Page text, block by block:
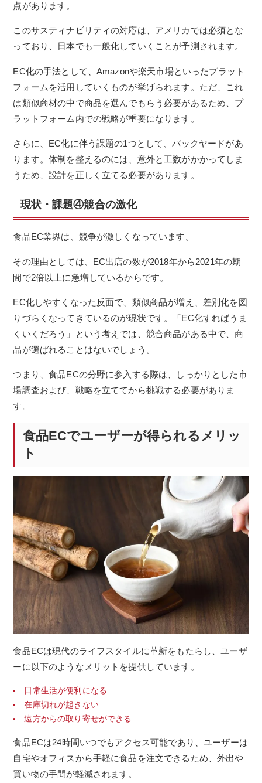
点があります。
このサスティナビリティの対応は、アメリカでは必須とな
っており、日本でも一般化していくことが予測されます。
EC化の手法として、Amazonや楽天市場といったプラット
フォームを活用していくものが挙げられます。ただ、これ
は類似商材の中で商品を選んでもらう必要があるため、プ
ラットフォーム内での戦略が重要になります。
さらに、EC化に伴う課題の1つとして、バックヤードがあ
ります。体制を整えるのには、意外と工数がかかってしま
うため、設計を正しく立てる必要があります。
現状・課題④競合の激化
食品EC業界は、競争が激しくなっています。
その理由としては、EC出店の数が2018年から2021年の期
間で2倍以上に急増しているからです。
EC化しやすくなった反面で、類似商品が増え、差別化を図
りづらくなってきているのが現状です。「EC化すればうま
くいくだろう」という考えでは、競合商品がある中で、商
品が選ばれることはないでしょう。
つまり、食品ECの分野に参入する際は、しっかりとした市
場調査および、戦略を立ててから挑戦する必要がありま
す。
食品ECでユーザーが得られるメリッ
ト
食品ECは現代のライフスタイルに革新をもたらし、ユーザ
ーに以下のようなメリットを提供しています。
日常生活が便利になる
在庫切れが起きない
遠方からの取り寄せができる
食品ECは24時間いつでもアクセス可能であり、ユーザーは
自宅やオフィスから手軽に食品を注文できるため、外出や
買い物の手間が軽減されます。